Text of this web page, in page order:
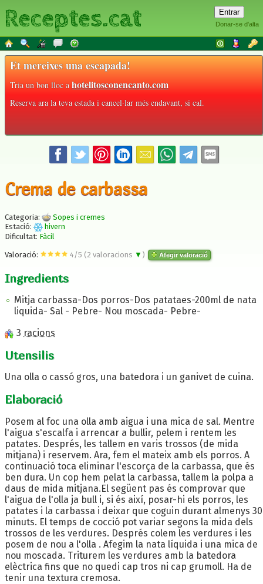
Donar-se d'alta
Receptes.cat
Et mereixes una escapada!
Tria un bon lloc ahotelitosconencanto.com
Reserva ara la teva estada i cancel·lar més endavant, si cal.
Crema de carbassa
Categoria:
Sopes i cremes
Estació:
hivern
Dificultat: Fàcil
Valoració: 4 /5 (2 valoracions ▼ ) Afegir valoració
Ingredients
Mitja carbassa-Dos porros-Dos patataes-200ml de nata
liquida- Sal - Pebre- Nou moscada- Pebre-
3 racions
Utensilis
Una olla o cassó gros, una batedora i un ganivet de cuina.
Elaboració
Posem al foc una olla amb aigua i una mica de sal. Mentre
l'aigua s'escalfa i arrencar a bullir, pelem i rentem les
patates. Després, les tallem en varis trossos (de mida
mitjana) i reservem. Ara, fem el mateix amb els porros. A
continuació toca eliminar l'escorça de la carbassa, que és
ben dura. Un cop hem pelat la carbassa, tallem la polpa a
daus de mida mitjana.El següent pas és comprovar que
l'aigua de l'olla ja bull i, si és així, posar-hi els porros, les
patates i la carbassa i deixar que coguin durant almenys 30
minuts. El temps de cocció pot variar segons la mida dels
trossos de les verdures. Després colem les verdures i les
posem de nou a l'olla . Afegim la nata líquida i una mica de
nou moscada. Triturem les verdures amb la batedora
elèctrica fins que no quedi cap tros ni cap grumoll. Ha de
tenir una textura cremosa.